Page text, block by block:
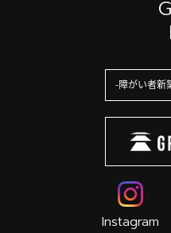
障がい者新
Instagram